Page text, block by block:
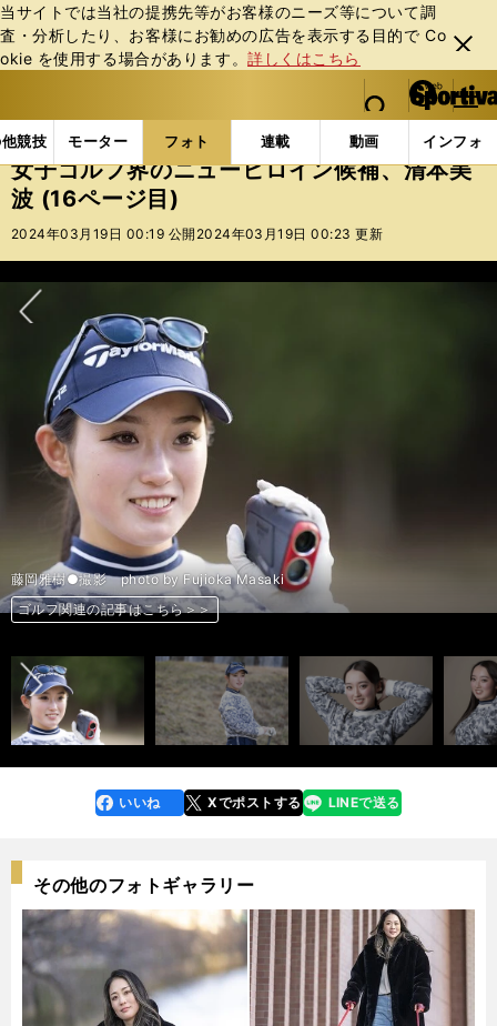
当サイトでは当社の提携先等がお客様のニーズ等について調
査・分析したり、お客様にお勧めの広告を表⽰する⽬的で Co
okie を使⽤する場合があります。詳しくはこちら
閉じ
る
web Sportiva (webスポルティーバ)
検索
マイペ
ー
ジ
メニュ
競技 モーター フォト 連載 動画 インフォ
b
ス
ポ
ル
バ
フォトギャラリー スポーツビーナスギャラリー 女
女子ゴルフ界のニューヒロイン候補、清本美
波 (16ページ目)
2024年03月19日 00:19 公開 2024年03月19日 00:23 更新
ゴルフ関連の記事はこちら＞＞
ゴルフ関連の記事はこちら＞＞
ゴルフ関連の記事はこちら＞＞
ゴルフ関連の記事はこちら＞＞
ゴルフ関連の記事はこちら＞＞
ゴルフ関連の記事はこちら＞＞
ゴルフ関連の記事はこちら＞＞
ゴルフ関連の記事はこちら＞＞
ゴルフ関連の記事はこちら＞＞
ゴルフ関連の記事はこちら＞＞
ゴルフ関連の記事はこちら＞＞
ゴルフ関連の記事はこちら＞＞
ゴルフ関連の記事はこちら＞＞
ゴルフ関連の記事はこちら＞＞
ゴルフ関連の記事はこちら＞＞
藤岡雅樹●撮影 photo by Fujioka Masaki
ゴルフ関連の記事はこちら＞＞
ゴルフ関連の記事はこちら＞＞
ゴルフ関連の記事はこちら＞＞
ゴルフ関連の記事はこちら＞＞
前へ
faceboo
k
いいね Xでポストする
line LINEで送る
その他のフォトギャラリー